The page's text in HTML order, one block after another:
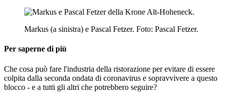
Markus (a sinistra) e Pascal Fetzer. Foto: Pascal Fetzer.
Per saperne di più
Che cosa può fare l'industria della ristorazione per evitare di essere
colpita dalla seconda ondata di coronavirus e sopravvivere a questo
blocco - e a tutti gli altri che potrebbero seguire?